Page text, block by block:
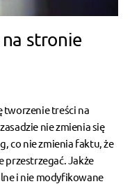
stronie
tworzenie treści na
nie zmienia się
co nie zmienia faktu, że
przestrzegać. Jakże
i nie modyfikowane